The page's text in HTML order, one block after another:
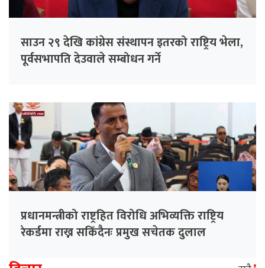
साउन २९ देखि कांग्रेस संस्थापन इतरको राष्ट्रिय भेला,
पूर्वसभापति देउवाले सम्बोधन गर्ने
प्रधानमन्त्रीको राष्ट्रहित विरोधि अभिव्यक्ति राष्ट्रिय
रेकर्डमा राख्न सकिँदैनः प्रमुख सचेतक दुलाल